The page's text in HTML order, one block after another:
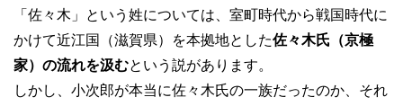
「佐々木」という姓については、室町時代から戦国時代に
かけて近江国（滋賀県）を本拠地とした佐々木氏（京極
家）の流れを汲むという説があります。
しかし、小次郎が本当に佐々木氏の一族だったのか、それ